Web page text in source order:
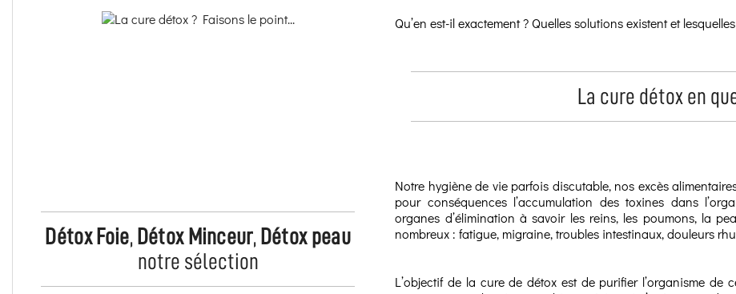
Qu’en est-il exactement ? Quelles solutions existent et
La cure détox en
Notre hygiène de vie parfois discutable, nos excès
pour conséquences l’accumulation des toxines dans
organes d’élimination à savoir les reins, les poumons, la
nombreux : fatigue, migraine, troubles intestinaux, douleurs
L’objectif de la cure de détox est de purifier l’organisme de
Détox Foie, Détox Minceur, Détox peau
notre sélection